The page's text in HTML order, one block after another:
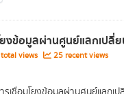
งข้อมูลผ่านศูนย์แลกเปลี่
views 25 recent views